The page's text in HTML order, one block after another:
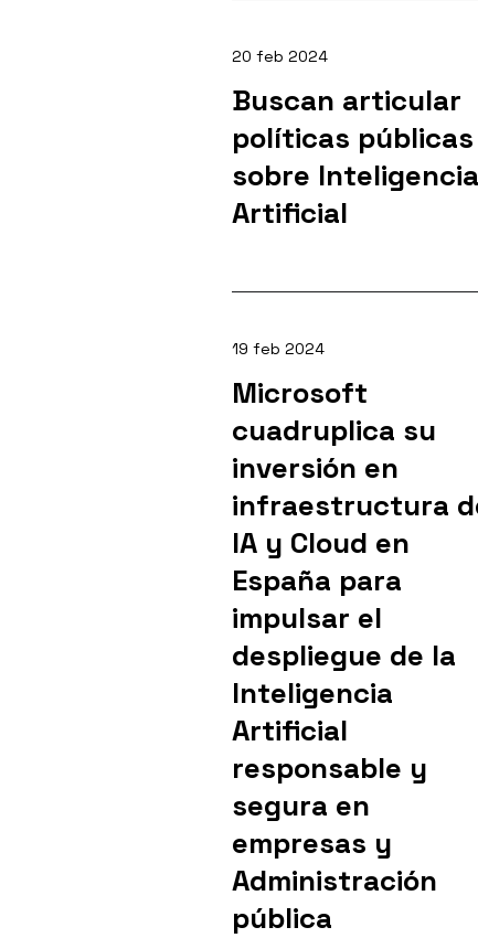
20 feb 2024
Buscan articular
políticas públicas
sobre Inteligencia
Artificial
19 feb 2024
Microsoft
cuadruplica su
inversión en
infraestructura
IA y Cloud en
España para
impulsar el
despliegue de la
Inteligencia
Artificial
responsable y
segura en
empresas y
Administración
pública